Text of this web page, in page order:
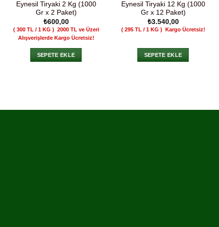
Eynesil Tiryaki 2 Kg (1000
Gr x 2 Paket)
₺600,00
( 300 TL / 1 KG ) 2000 TL ve Üzeri
Alışverişlerde Kargo Ücretsiz!
SEPETE EKLE
Eynesil Tiryaki 12 Kg (1000
Gr x 12 Paket)
₺3.540,00
( 295 TL / 1 KG ) Kargo Ücretsiz!
SEPETE EKLE